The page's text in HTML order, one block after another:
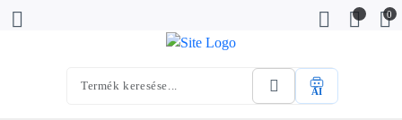
0
AI